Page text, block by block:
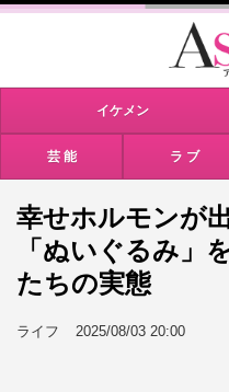
イケメン
芸 能 ラ ブ
幸せホルモンが
「ぬいぐるみ」
たちの実態
ライフ 2025/08/03 20:00